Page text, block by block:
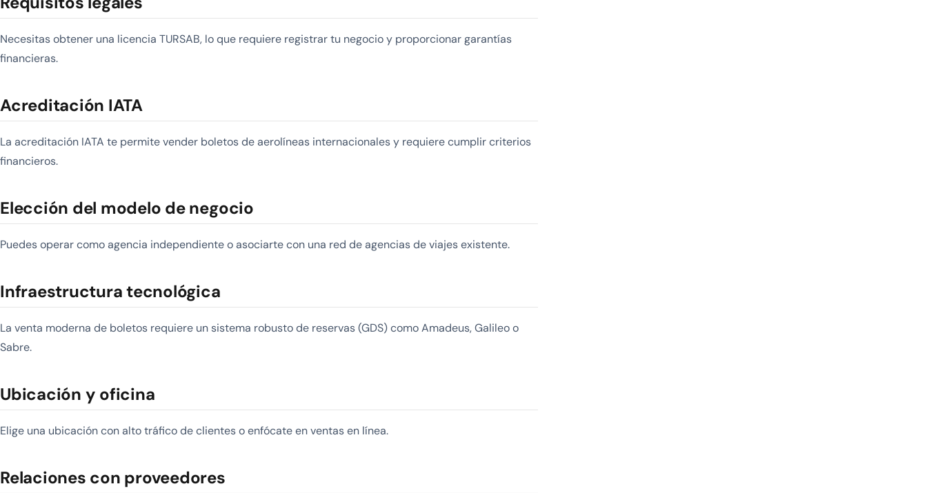
Necesitas obtener una licencia TURSAB, lo que requiere registrar tu negocio y proporcionar garantías
financieras.
Acreditación IATA
La acreditación IATA te permite vender boletos de aerolíneas internacionales y requiere cumplir criterios
financieros.
Elección del modelo de negocio
Puedes operar como agencia independiente o asociarte con una red de agencias de viajes existente.
Infraestructura tecnológica
La venta moderna de boletos requiere un sistema robusto de reservas (GDS) como Amadeus, Galileo o
Sabre.
Ubicación y oficina
Elige una ubicación con alto tráfico de clientes o enfócate en ventas en línea.
Relaciones con proveedores